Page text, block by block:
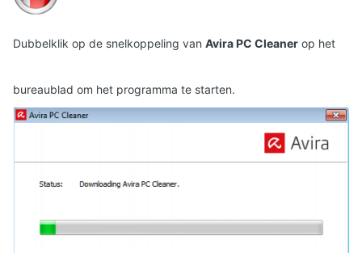
Dubbelklik op de snelkoppeling van Avira PC Cleaner op het
bureaublad om het programma te starten.